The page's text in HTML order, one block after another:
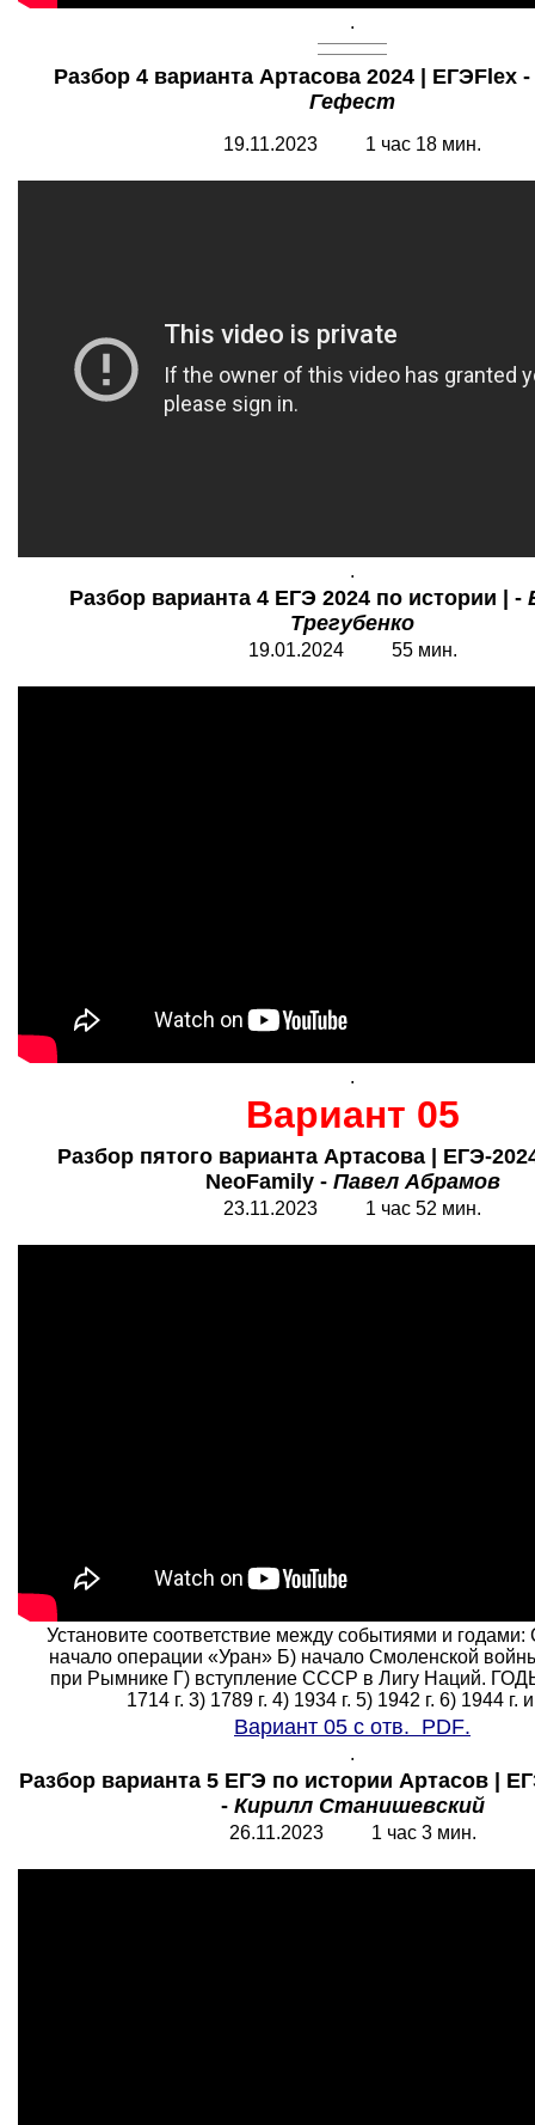
.
Разбор 4 варианта Артасова 2024 | ЕГЭFlex -
Гефест
19.11.2023 1 час 18 мин.
.
Разбор варианта 4 ЕГЭ 2024 по истории | -
Трегубенко
19.01.2024 55 мин.
.
Вариант 05
Разбор пятого варианта Артасова | ЕГЭ-
NeoFamily - Павел Абрамов
23.11.2023 1 час 52 мин.
Установите соответствие между событиями и
начало операции «Уран» Б) начало Смоленской
при Рымнике Г) вступление СССР в Лигу Наций.
1714 г. 3) 1789 г. 4) 1934 г. 5) 1942 г. 6) 1944 г.
Вариант 05 с отв. PDF.
.
Разбор варианта 5 ЕГЭ по истории Артасов |
- Кирилл Станишевский
26.11.2023 1 час 3 мин.